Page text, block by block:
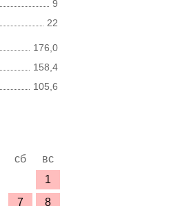
9
22
176,0
158,4
105,6
сб
вс
1
7 8